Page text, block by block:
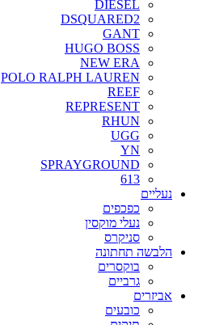
DIESEL
DSQUARED2
GANT
HUGO BOSS
NEW ERA
POLO RALPH LAUREN
REEF
REPRESENT
RHUN
UGG
YN
SPRAYGROUND
613
נעליים
כפכפים
נעלי מוקסין
סניקרס
הלבשה תחתונה
בוקסרים
גרביים
אביזרים
כובעים